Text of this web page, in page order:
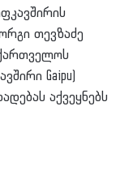
თევზაძე
Gaipu)
აქვეყნებს